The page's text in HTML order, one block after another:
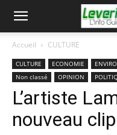
Accueil CULTURE
CULTURE ECONOMIE
Non classé
OPINION
L’artiste
nouveau